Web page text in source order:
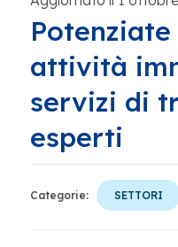
attività
servizi di
esperti
Categorie: SETTORI